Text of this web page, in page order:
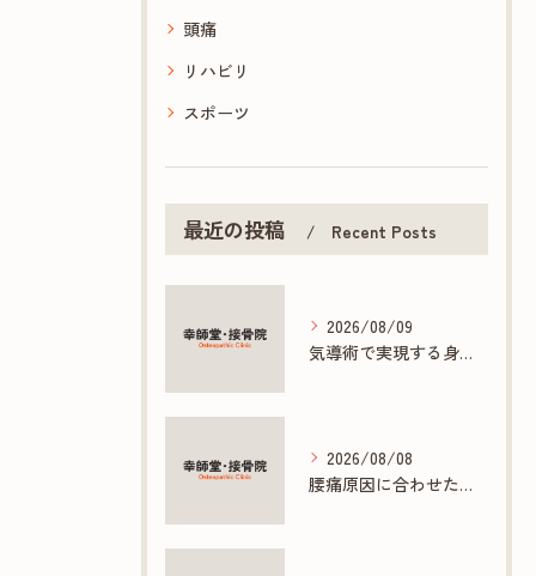
頭痛
リハビリ
スポーツ
最近の投稿 Recent Posts
2026/08/09
気導術で実現する身体と心の根本ケアとは
2026/08/08
腰痛原因に合わせた接骨院の根本ケア方法